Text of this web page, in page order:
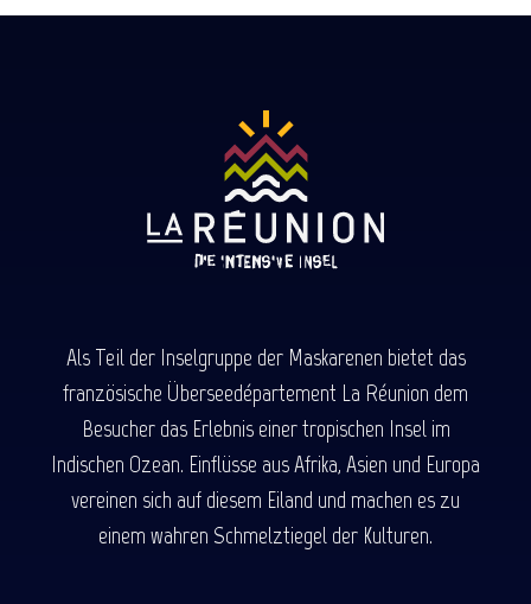
Als Teil der Inselgruppe der Maskarenen bietet das
französische Überseedépartement La Réunion dem
Besucher das Erlebnis einer tropischen Insel im
Indischen Ozean. Einflüsse aus Afrika, Asien und Europa
vereinen sich auf diesem Eiland und machen es zu
einem wahren Schmelztiegel der Kulturen.